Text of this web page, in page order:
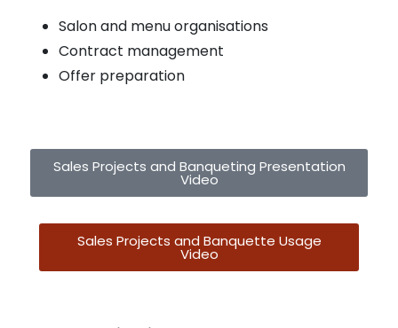
Salon and menu organisations
Contract management
Offer preparation
Sales Projects and Banqueting Presentation
Video
Sales Projects and Banquette Usage
Video